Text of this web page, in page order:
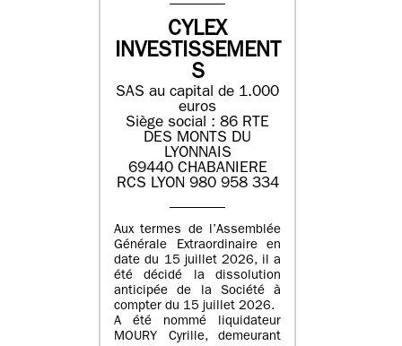
CYLEX
INVESTISSEMENT
S
SAS au capital de 1.000
euros
Siège social : 86 RTE
DES MONTS DU
LYONNAIS
69440 CHABANIERE
RCS LYON 980 958 334
Aux termes de l’Assemblée
Générale Extraordinaire en
date du 15 juillet 2026, il a
été décidé la dissolution
anticipée de la Société à
compter du 15 juillet 2026.
A été nommé liquidateur
MOURY Cyrille, demeurant